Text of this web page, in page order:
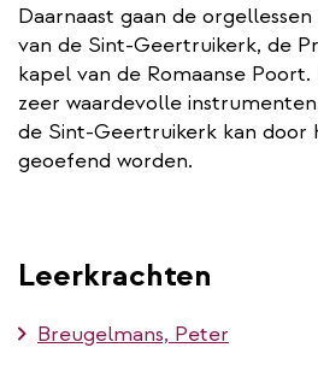
Daarnaast gaan de
van de Sint-Geertruikerk, de
kapel van de Romaanse
zeer waardevolle
de Sint-Geertruikerk kan door
geoefend worden.
Leerkrachten
Breugelmans, Peter